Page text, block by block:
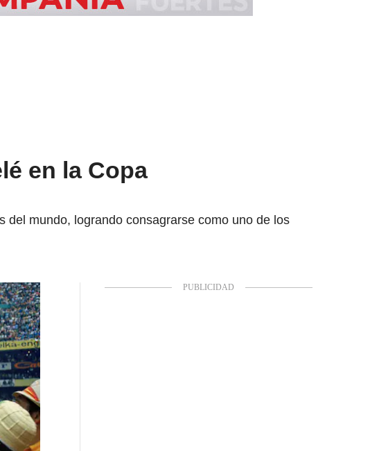
en la Copa
del mundo, logrando consagrarse como uno de los